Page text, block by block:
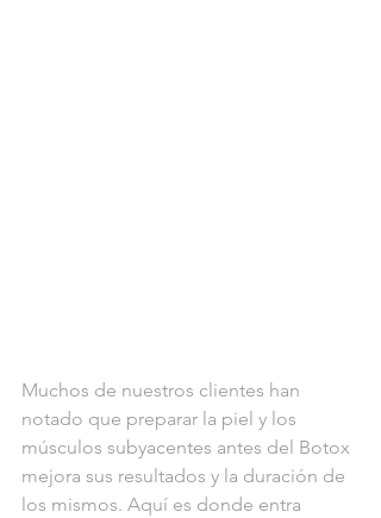
Muchos de nuestros clientes han
notado que preparar la piel y los
músculos subyacentes antes del Botox
mejora sus resultados y la duración de
los mismos. Aquí es donde entra